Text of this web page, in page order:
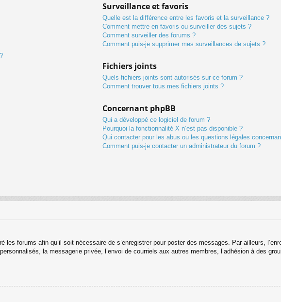
Surveillance et favoris
Quelle est la différence entre les favoris et la surveillance ?
Comment mettre en favoris ou surveiller des sujets ?
Comment surveiller des forums ?
Comment puis-je supprimer mes surveillances de sujets ?
Fichiers joints
Quels fichiers joints sont autorisés sur ce forum ?
Comment trouver tous mes fichiers joints ?
Concernant phpBB
Qui a développé ce logiciel de forum ?
Pourquoi la fonctionnalité X n’est pas disponible ?
Qui contacter pour les abus ou les questions légales
Comment puis-je contacter un administrateur du forum ?
forums afin qu’il soit nécessaire de s’enregistrer pour poster des messages. Par ailleurs,
la messagerie privée, l’envoi de courriels aux autres membres, l’adhésion à des